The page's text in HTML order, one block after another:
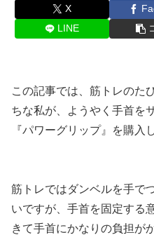
X
LINE
この記事では、筋トレのた
ちな私が、ようやく手首を
『パワーグリップ』を購入
筋トレではダンベルを手で
いですが、手首を固定する
きて手首にかなりの負担が